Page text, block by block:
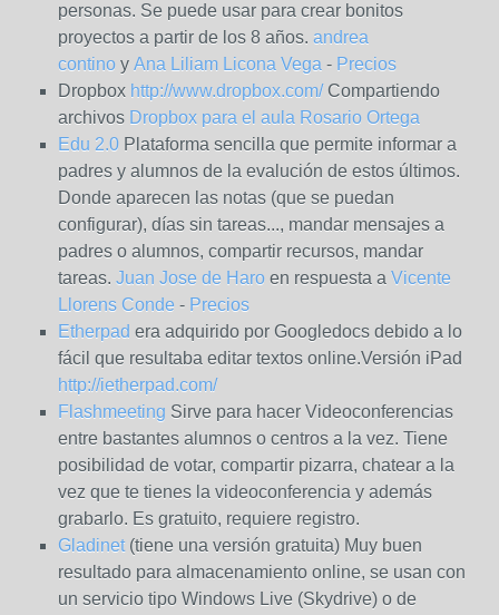
personas. Se puede usar para crear bonitos
proyectos a partir de los 8 años. andrea
contino y Ana Liliam Licona Vega - Precios
Dropbox http://www.dropbox.com/Compartiendo
archivos Dropbox para el aula Rosario Ortega
Edu 2.0 Plataforma sencilla que permite informar a
padres y alumnos de la evalución de estos últimos.
Donde aparecen las notas (que se puedan
configurar), días sin tareas..., mandar mensajes a
padres o alumnos, compartir recursos, mandar
tareas. Juan Jose de Haro en respuesta a Vicente
Llorens Conde - Precios
Etherpad era adquirido por Googledocs debido a lo
fácil que resultaba editar textos online.Versión iPad
http://ietherpad.com/
Flashmeeting Sirve para hacer Videoconferencias
entre bastantes alumnos o centros a la vez. Tiene
posibilidad de votar, compartir pizarra, chatear a la
vez que te tienes la videoconferencia y además
grabarlo. Es gratuito, requiere registro.
Gladinet(tiene una versión gratuita) Muy buen
resultado para almacenamiento online, se usan con
un servicio tipo Windows Live (Skydrive) o de